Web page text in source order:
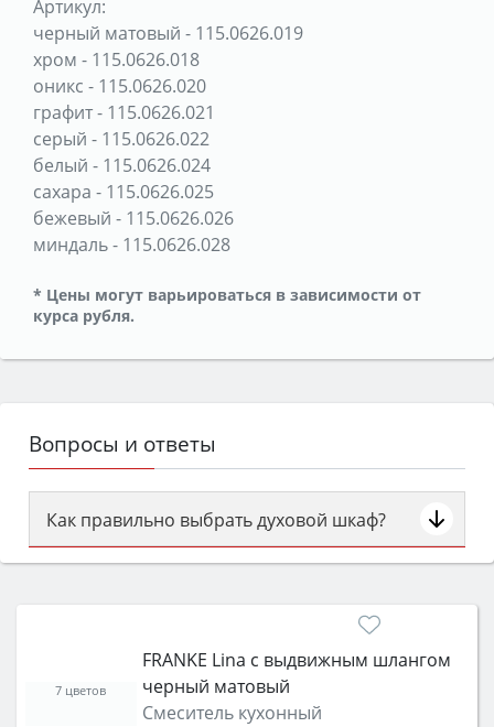
Артикул:
черный матовый - 115.0626.019
хром - 115.0626.018
оникс - 115.0626.020
графит- 115.0626.021
серый - 115.0626.022
белый - 115.0626.024
сахара - 115.0626.025
бежевый - 115.0626.026
миндаль- 115.0626.028
* Цены могут варьироваться в зависимости от
курса рубля.
Вопросы и ответы
Как правильно выбрать духовой шкаф?
Сначала определитесь с типом (газовый или
затем смотрите на объём 50–70 л для семьи,
функции (конвекция, гриль, самоочистка,
защита от детей).
FRANKE Lina с выдвижным шлангом
черный матовый
Смеситель кухонный
7 цветов